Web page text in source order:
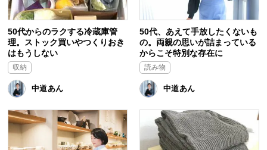
50代からのラクする冷蔵庫管
理。ストック買いやつくりおき
はもうしない
収納
中道あん
50代、あえて手放したくないも
の。両親の思いが詰まっている
からこそ特別な存在に
読み物
中道あん